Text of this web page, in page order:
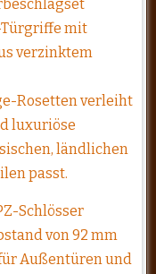
mit
verzinktem
Rosetten verleiht
luxuriöse
ländlichen
passt.
Schlösser
von 92 mm
Außentüren und